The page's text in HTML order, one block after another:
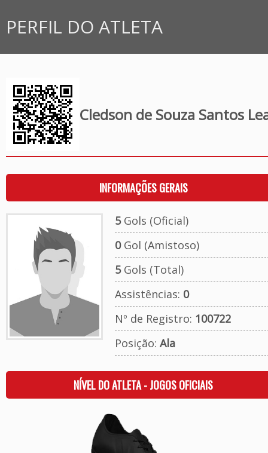
PERFIL DO ATLETA
Cledson de Souza Santos
INFORMAÇÕES GERAIS
5Gols (Oficial)
0Gol (Amistoso)
5Gols (Total)
Assistências: 0
Nº de Registro: 100722
Posição: Ala
NÍVEL DO ATLETA - JOGOS OFICIAIS